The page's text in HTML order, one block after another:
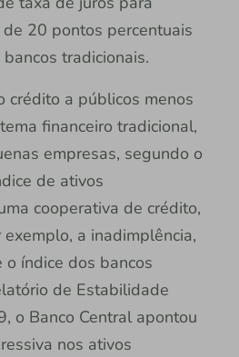
20 pontos percentuais
tradicionais.
crédito a públicos menos
financeiro tradicional,
empresas, segundo o
de ativos
cooperativa de crédito,
a inadimplência,
índice dos bancos
de Estabilidade
o Banco Central apontou
nos ativos